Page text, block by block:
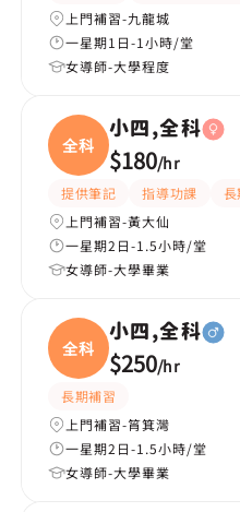
上門補習-九龍城
一星期1日-1小時/堂
女導師-大學程度
全科
小四,全科
$180/hr
提供筆記 指導功課 長
上門補習-黃大仙
一星期2日-1.5小時/堂
女導師-大學畢業
全科
小四,全科
$250/hr
長期補習
上門補習-筲箕灣
一星期2日-1.5小時/堂
女導師-大學畢業